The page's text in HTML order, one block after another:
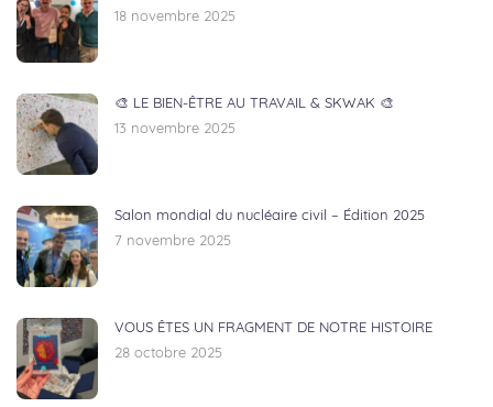
18 novembre 2025
🎨 LE BIEN-ÊTRE AU TRAVAIL & SKWAK 🎨
13 novembre 2025
Salon mondial du nucléaire civil – Édition 2025
7 novembre 2025
VOUS ÊTES UN FRAGMENT DE NOTRE HISTOIRE
28 octobre 2025